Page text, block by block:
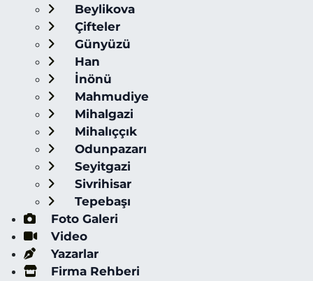
Beylikova
Çifteler
Günyüzü
Han
İnönü
Mahmudiye
Mihalgazi
Mihalıççık
Odunpazarı
Seyitgazi
Sivrihisar
Tepebaşı
Foto Galeri
Video
Yazarlar
Firma Rehberi